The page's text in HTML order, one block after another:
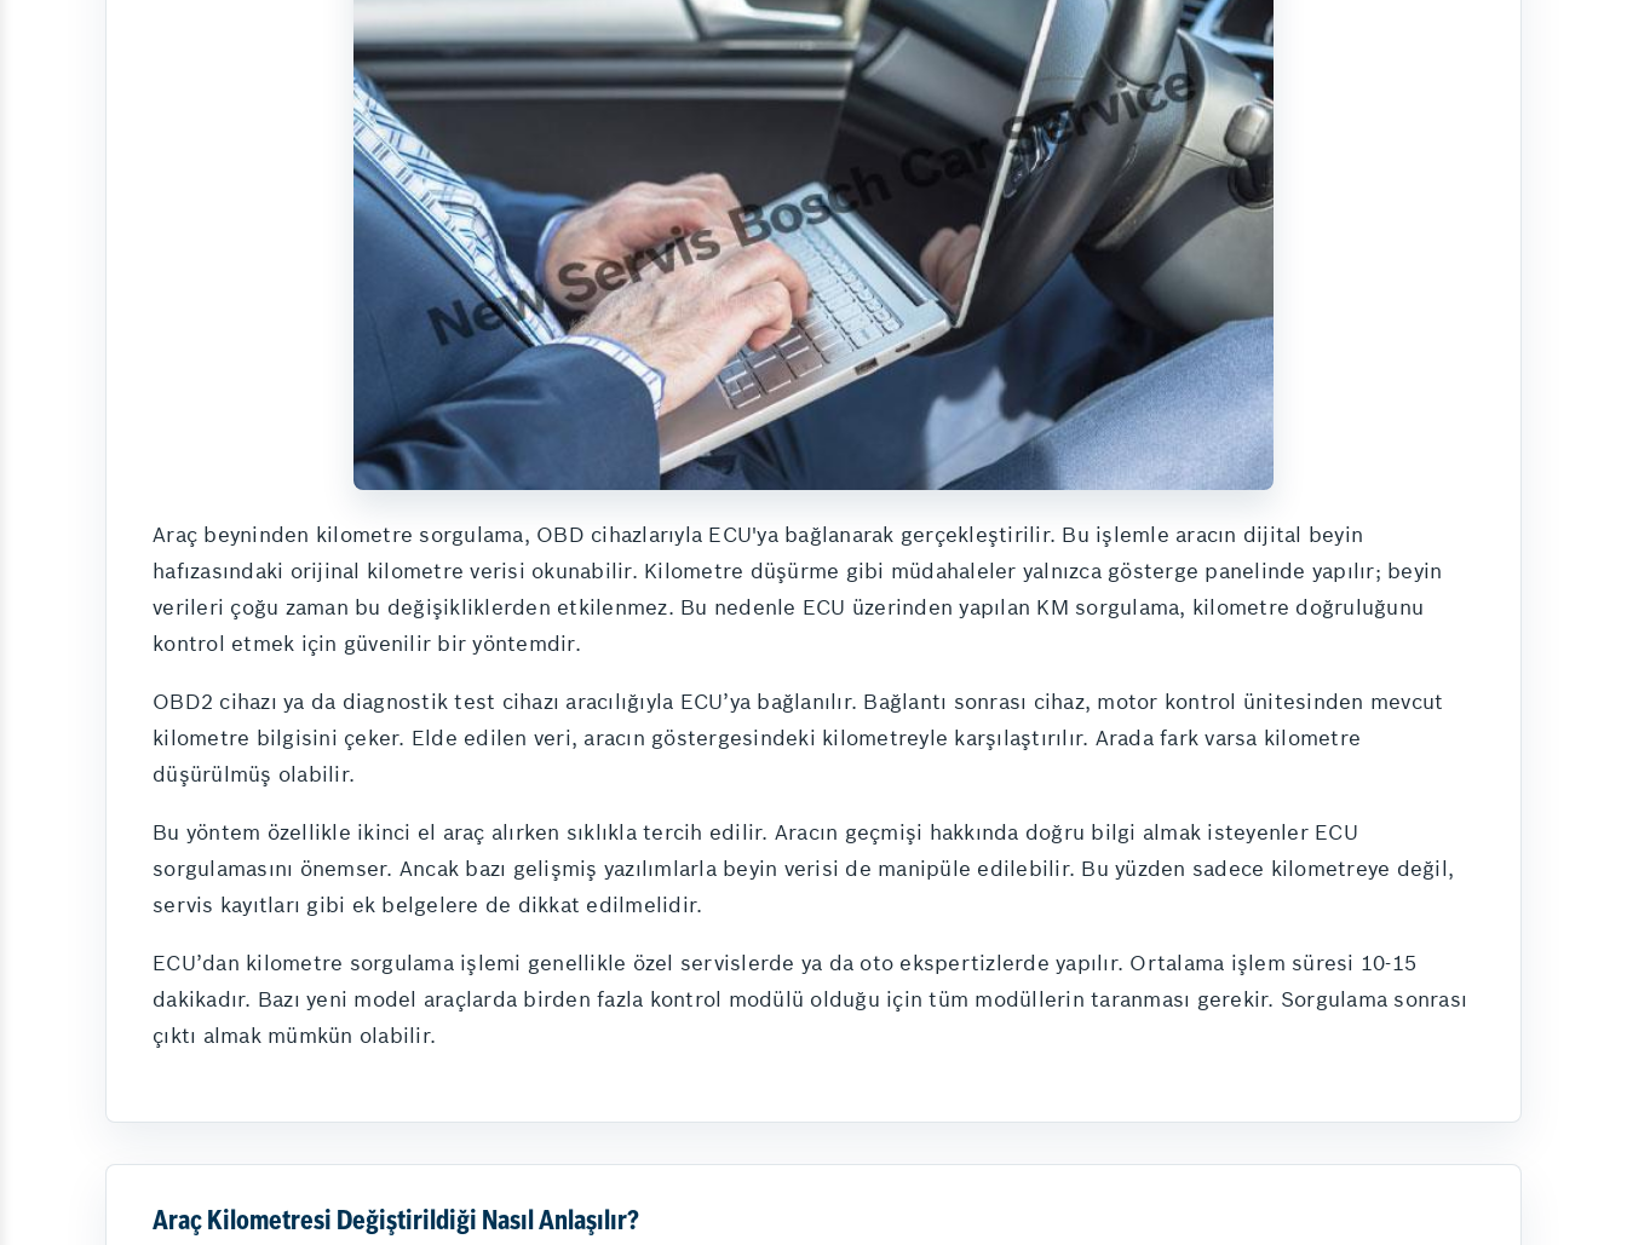
Araç beyninden kilometre sorgulama, OBD cihazlarıyla ECU'ya bağlanarak gerçekleştirilir. Bu işlemle aracın dijital beyin
hafızasındaki orijinal kilometre verisi okunabilir. Kilometre düşürme gibi müdahaleler yalnızca gösterge panelinde yapılır; beyin
verileri çoğu zaman bu değişikliklerden etkilenmez. Bu nedenle ECU üzerinden yapılan KM sorgulama, kilometre doğruluğunu
kontrol etmek için güvenilir bir yöntemdir.
OBD2 cihazı ya da diagnostik test cihazı aracılığıyla ECU’ya bağlanılır. Bağlantı sonrası cihaz, motor kontrol ünitesinden mevcut
kilometre bilgisini çeker. Elde edilen veri, aracın göstergesindeki kilometreyle karşılaştırılır. Arada fark varsa kilometre
düşürülmüş olabilir.
Bu yöntem özellikle ikinci el araç alırken sıklıkla tercih edilir. Aracın geçmişi hakkında doğru bilgi almak isteyenler ECU
sorgulamasını önemser. Ancak bazı gelişmiş yazılımlarla beyin verisi de manipüle edilebilir. Bu yüzden sadece kilometreye değil,
servis kayıtları gibi ek belgelere de dikkat edilmelidir.
ECU’dan kilometre sorgulama işlemi genellikle özel servislerde ya da oto ekspertizlerde yapılır. Ortalama işlem süresi 10-15
dakikadır. Bazı yeni model araçlarda birden fazla kontrol modülü olduğu için tüm modüllerin taranması gerekir. Sorgulama sonrası
çıktı almak mümkün olabilir.
Araç Kilometresi Değiştirildiği Nasıl Anlaşılır?